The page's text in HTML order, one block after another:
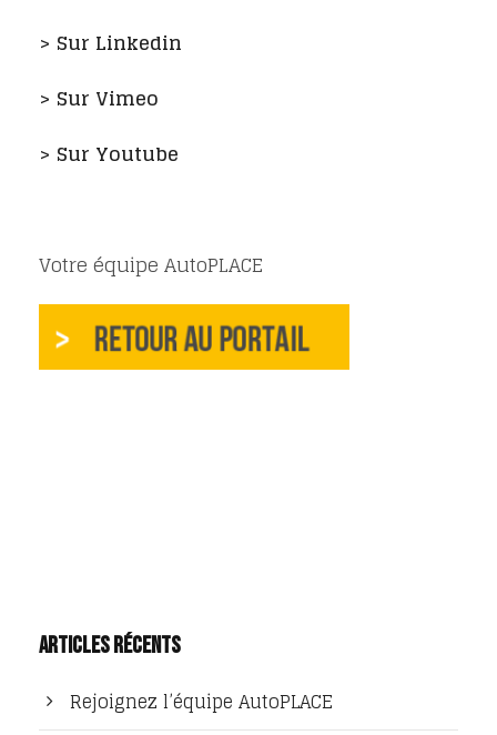
> Sur Linkedin
> Sur Vimeo
> Sur Youtube
Votre équipe AutoPLACE
Articles récents
Rejoignez l’équipe AutoPLACE